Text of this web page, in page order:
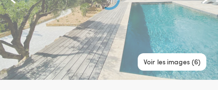
Voir les images (6)